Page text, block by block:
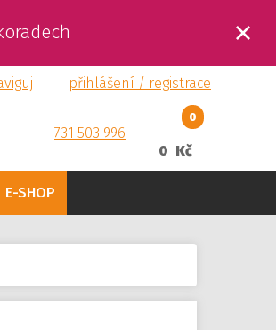
přihlášení / registrace
0
0 Kč
731 503 996
E-SHOP